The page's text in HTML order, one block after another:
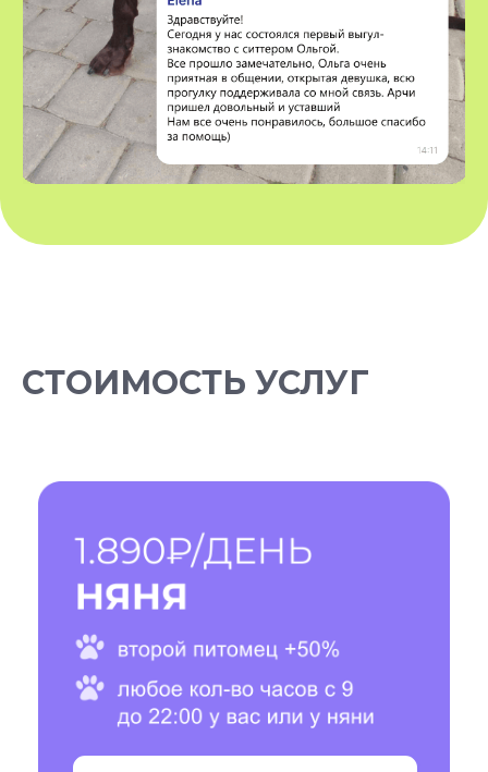
СТОИМОСТЬ УСЛУГ
Разработчик сайта - @dalaraas
*Instagram — проект Meta Platforms Inc., деятельность
которой признана экстремистской организацией и
запрещена на территории РФ
Согласие на обработку персональных данных